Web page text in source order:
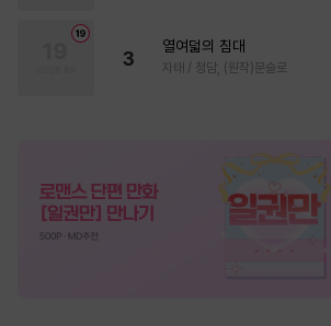
3
열여덟의 침대
자태 / 청담, (원작)문슬로